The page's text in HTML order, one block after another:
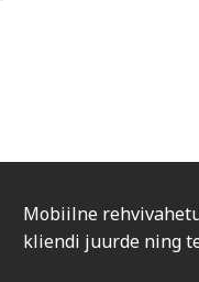
Mobiilne
kliendi juurde ning